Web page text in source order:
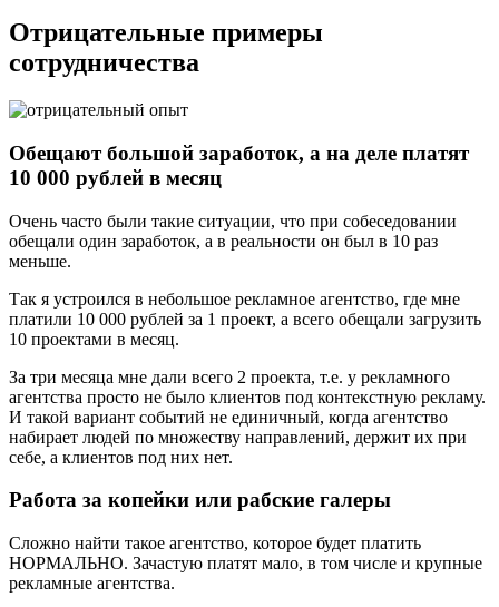
Отрицательные примеры
сотрудничества
Обещают большой заработок, а на деле платят
10 000 рублей в месяц
Очень часто были такие ситуации, что при собеседовании
обещали один заработок, а в реальности он был в 10 раз
меньше.
Так я устроился в небольшое рекламное агентство, где мне
платили 10 000 рублей за 1 проект, а всего обещали загрузить
10 проектами в месяц.
За три месяца мне дали всего 2 проекта, т.е. у рекламного
агентства просто не было клиентов под контекстную рекламу.
И такой вариант событий не единичный, когда агентство
набирает людей по множеству направлений, держит их при
себе, а клиентов под них нет.
Работа за копейки или рабские галеры
Сложно найти такое агентство, которое будет платить
НОРМАЛЬНО. Зачастую платят мало, в том числе и крупные
рекламные агентства.